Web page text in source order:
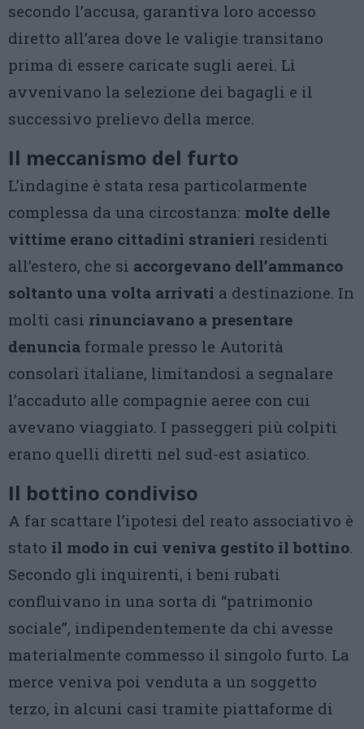
secondo l’accusa, garantiva loro accesso
diretto all’area dove le valigie transitano
prima di essere caricate sugli aerei. Lì
avvenivano la selezione dei bagagli e il
successivo prelievo della merce.
Il meccanismo del furto
L’indagine è stata resa particolarmente
complessa da una circostanza: molte delle
vittime erano cittadini stranieri residenti
all’estero, che si accorgevano dell’ammanco
soltanto una volta arrivati a destinazione. In
molti casi rinunciavano a presentare
denuncia formale presso le Autorità
consolari italiane, limitandosi a segnalare
l’accaduto alle compagnie aeree con cui
avevano viaggiato. I passeggeri più colpiti
erano quelli diretti nel sud-est asiatico.
Il bottino condiviso
A far scattare l’ipotesi del reato associativo è
stato il modo in cui veniva gestito il bottino.
Secondo gli inquirenti, i beni rubati
confluivano in una sorta di “patrimonio
sociale”, indipendentemente da chi avesse
materialmente commesso il singolo furto. La
merce veniva poi venduta a un soggetto
terzo, in alcuni casi tramite piattaforme di